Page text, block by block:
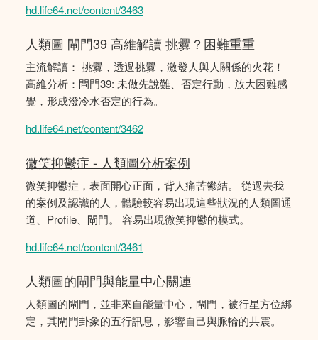
hd.life64.net/content/3463
人類圖 閘門39 高維解讀 挑釁？困難重重
主流解讀： 挑釁，透過挑釁，激發人與人關係的火花！
高維分析：閘門39: 未做先說難、否定行動，放大困難感
覺，形成潑冷水否定的行為。
hd.life64.net/content/3462
微笑抑鬱症 - 人類圖分析案例
微笑抑鬱症，表面開心正面，背人痛苦鬰結。 從過去我
的案例及認識的人，體驗較容易出現這些狀況的人類圖通
道、Profile、閘門。 容易出現微笑抑鬱的模式。
hd.life64.net/content/3461
人類圖的閘門與能量中心關連
人類圖的閘門，並非來自能量中心，閘門，被行星方位綁
定，其閘門卦象的五行訊息，影響自己與脈輪的共震。